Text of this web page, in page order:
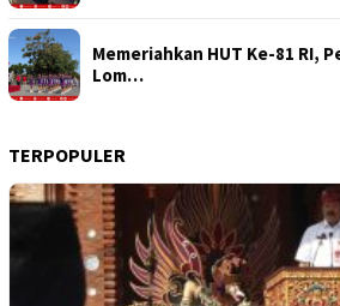
Memeriahkan HUT Ke-81 RI,
Lom…
TERPOPULER